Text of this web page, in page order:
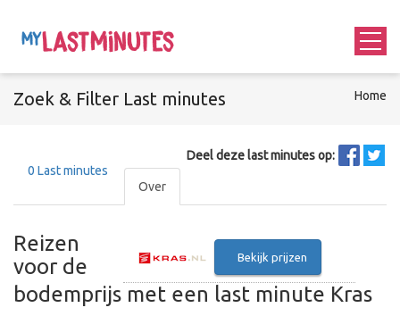
Zoek & Filter Last minutes Home
Deel deze last minutes op:
0 Last minutes
Over
Bekijk prijzen
Reizen
voor de
bodemprijs met een last minute Kras